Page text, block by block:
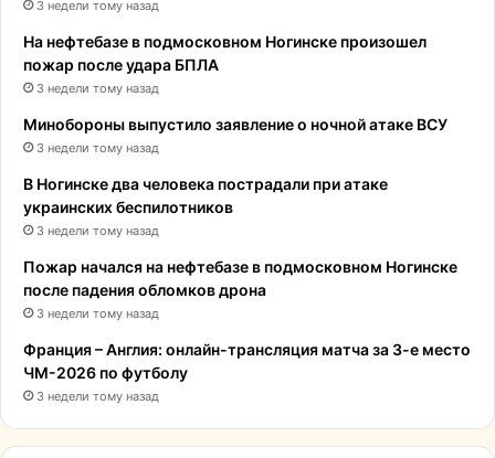
3 недели тому назад
На нефтебазе в подмосковном Ногинске произошел
пожар после удара БПЛА
3 недели тому назад
Минобороны выпустило заявление о ночной атаке ВСУ
3 недели тому назад
В Ногинске два человека пострадали при атаке
украинских беспилотников
3 недели тому назад
Пожар начался на нефтебазе в подмосковном Ногинске
после падения обломков дрона
3 недели тому назад
Франция – Англия: онлайн-трансляция матча за 3-е место
ЧМ-2026 по футболу
3 недели тому назад